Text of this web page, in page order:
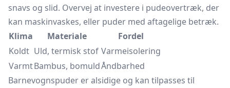
snavs og slid. Overvej at investere i pudeovertræk, der
kan maskinvaskes, eller puder med aftagelige betræk.
Klima
Materiale
Fordel
Koldt Uld, termisk stof Varmeisolering
VarmtBambus, bomuldÅndbarhed
Barnevognspuder er alsidige og kan tilpasses til